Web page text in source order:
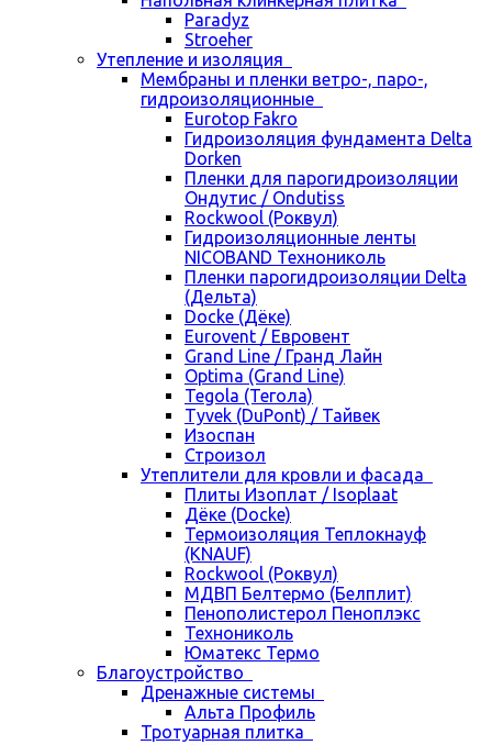
Paradyz
Stroeher
Утепление и изоляция
Мембраны и пленки ветро-, паро-,
гидроизоляционные
Eurotop Fakro
Гидроизоляция фундамента Delta
Dorken
Пленки для парогидроизоляции
Ондутис / Ondutiss
Rockwool (Роквул)
Гидроизоляционные ленты
NICOBAND Технониколь
Пленки парогидроизоляции Delta
(Дельта)
Docke (Дёке)
Eurovent / Евровент
Grand Line / Гранд Лайн
Optima (Grand Line)
Tegola (Тегола)
Tyvek (DuPont) / Тайвек
Изоспан
Строизол
Утеплители для кровли и фасада
Плиты Изоплат / Isoplaat
Дёке (Docke)
Термоизоляция Теплокнауф
(KNAUF)
Rockwool (Роквул)
МДВП Белтермо (Белплит)
Пенополистерол Пеноплэкс
Технониколь
Юматекс Термо
Благоустройство
Дренажные системы
Альта Профиль
Тротуарная плитка